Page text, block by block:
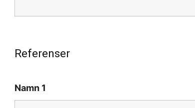
Referenser
Namn 1